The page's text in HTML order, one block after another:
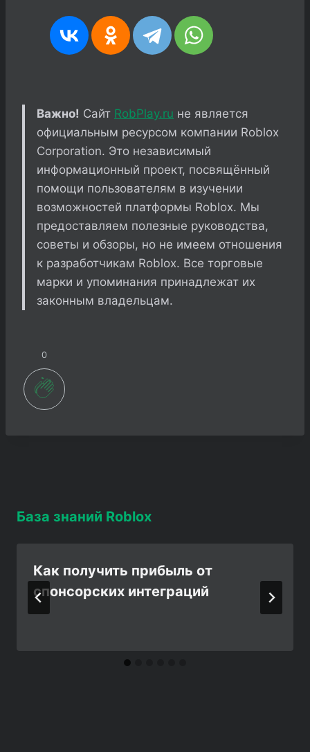
Важно! Сайт RobPlay.ru не является
официальным ресурсом компании Roblox
Corporation. Это независимый
информационный проект, посвящённый
помощи пользователям в изучении
возможностей платформы Roblox. Мы
предоставляем полезные руководства,
советы и обзоры, но не имеем отношения
к разработчикам Roblox. Все торговые
марки и упоминания принадлежат их
законным владельцам.
0
База знаний Roblox
Как получить прибыль от
спонсорских интеграций